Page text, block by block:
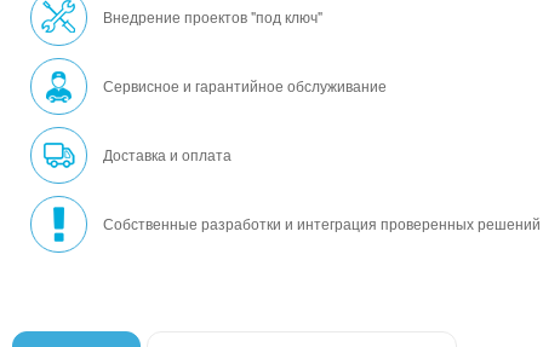
Внедрение проектов "под ключ"
Сервисное и гарантийное обслуживание
Доставка и оплата
Собственные разработки и интеграция проверенных решений